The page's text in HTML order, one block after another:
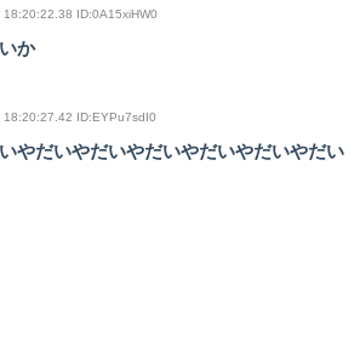
ID:0A15xiHW0
か
18:20:27.42 ID:EYPu7sdI0
やだいやだいやだいやだいやだいやだい